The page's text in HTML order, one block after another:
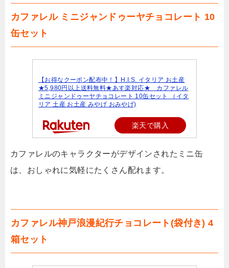
カファレル ミニジャンドゥーヤチョコレート 10
缶セット
【お得なクーポン配布中！】H.I.S. イタリア お土産
★5,980円以上送料無料★あす楽対応★ カファレル
ミニジャンドゥーヤチョコレート 10缶セット （イタ
リア 土産 お土産 みやげ おみやげ)
楽天で購入
カファレルのキャラクターがデザインされたミニ缶
は、おしゃれに気軽にたくさん配れます。
カファレル神戸浪漫紀行チョコレート(袋付き) 4
箱セット